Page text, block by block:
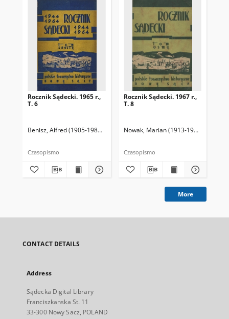
Rocznik Sądecki. 1965 r.,
T. 6
Benisz, Alfred (1905-1987). Redaktor Dziwik, Kazimierz (1931-1991).
Czasopismo
Rocznik Sądecki. 1967 r.,
T. 8
Nowak, Marian (1913-1991).
Czasopismo
More
CONTACT DETAILS
Address
Sądecka Digital Library
Franciszkanska St. 11
33-300 Nowy Sacz, POLAND